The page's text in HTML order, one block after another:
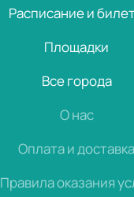
Расписание и
Площадки
Все города
О нас
Оплата и доставка
Правила оказания